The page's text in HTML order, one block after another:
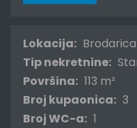
Lokacija: Brodarica
Tip nekretnine:
Površina: 113 m²
Broj kupaonica: 3
Broj WC-a: 1